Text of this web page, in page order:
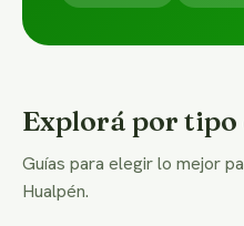
Explorá por tipo
Guías para elegir lo mejor
Hualpén.